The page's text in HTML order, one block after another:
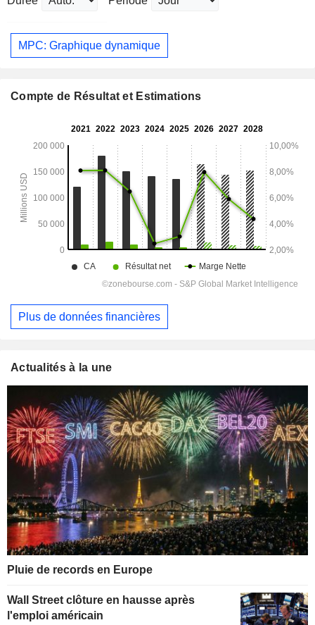
MPC: Graphique dynamique
Compte de Résultat et Estimations
Plus de données financières
Actualités à la une
Pluie de records en Europe
Wall Street clôture en hausse après
l'emploi américain